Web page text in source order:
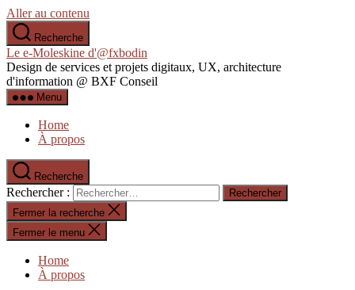
Aller au contenu
Recherche
Le e-Moleskine d'@fxbodin
Design de services et projets digitaux, UX, architecture
d'information @ BXF Conseil
Menu
Home
À propos
Recherche
Rechercher :
Fermer la recherche
Fermer le menu
Home
À propos